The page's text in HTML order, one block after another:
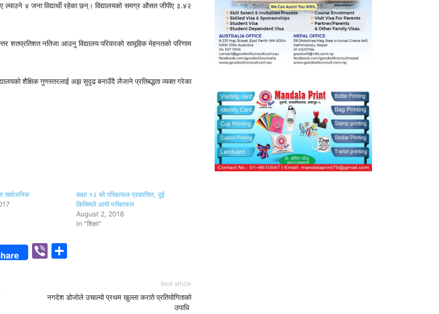
ल्याउने ४ जना विद्यार्थी रहेका छन्। विद्यालयको समग्र औसत जीपीए ३.४२
शतप्रतिशत नतिजा आउनु विद्यालय परिवारको सामूहिक मेहनतको परिणाम
शैक्षिक गुणस्तरलाई अझ सुदृढ बनाउँदै लैजाने प्रतिबद्धता व्यक्त गरेका
सार्वजनिक
कक्षा १२ को परिक्षाफल प्रकासित, दुई
किसिमले आयो परीक्षाफल
August 2, 2018
In "शिक्षा"
Viber
Next article
नगदेश डोजोले उचाल्यो प्रथम खुल्ला कराते प्रतियोगिताको
उपाधि